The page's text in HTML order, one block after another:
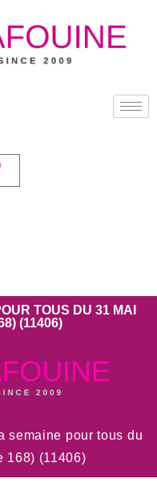
TOUS DU 31 MAI
(11406)
semaine pour tous du
168) (11406)